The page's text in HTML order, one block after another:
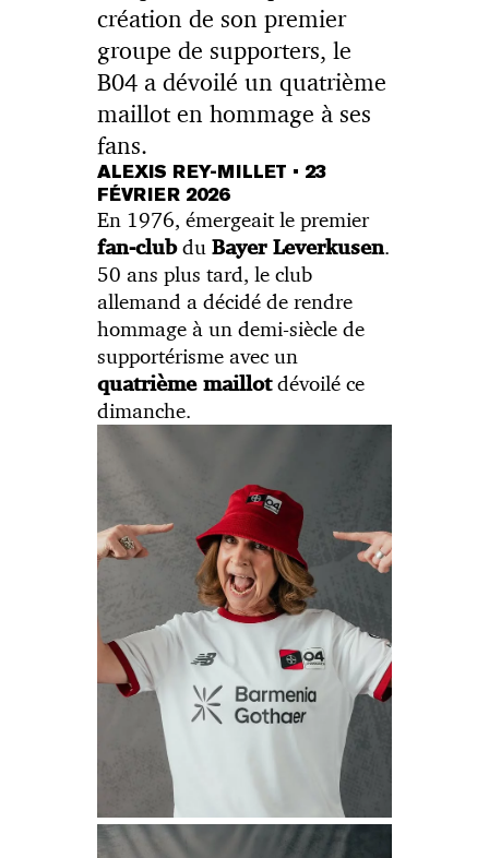
création de son premier
groupe de supporters, le
B04 a dévoilé un quatrième
maillot en hommage à ses
fans.
ALEXIS REY-MILLET • 23
FÉVRIER 2026
En 1976, émergeait le premier
fan-clubdu Bayer Leverkusen.
50 ans plus tard, le club
allemand a décidé de rendre
hommage à un demi-siècle de
supportérisme avec un
quatrième maillotdévoilé ce
dimanche.